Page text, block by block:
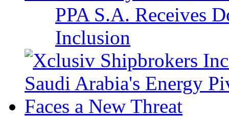
PPA S.A. Receives
Inclusion